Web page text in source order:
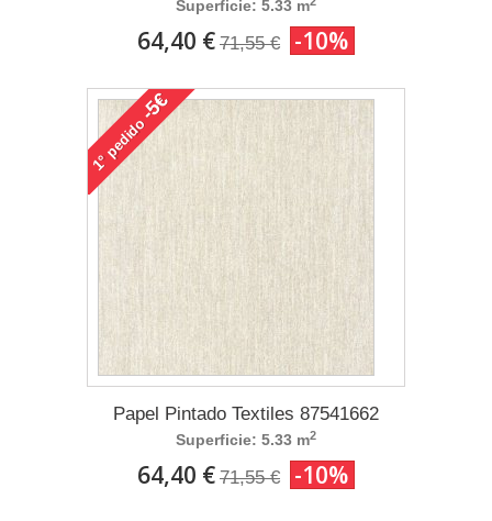
Superficie: 5.33 m
64,40 € 71,55 € -10%
1°
pedido
-5€
Papel Pintado Textiles 87541662
Superficie: 5.33 m2
64,40 € 71,55 € -10%